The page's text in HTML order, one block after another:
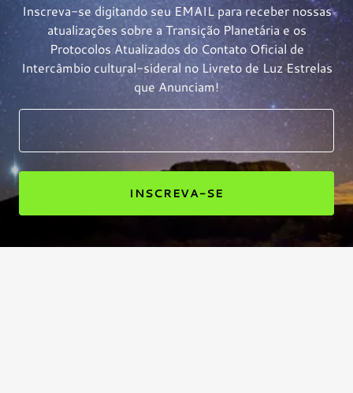
Inscreva-se digitando seu EMAIL para receber nossas
atualizações sobre a Transição Planetária e os
Protocolos Atualizados do Contato Oficial de
Intercâmbio cultural-sideral no Livreto de Luz Estrelas
que Anunciam!
INSCREVA-SE